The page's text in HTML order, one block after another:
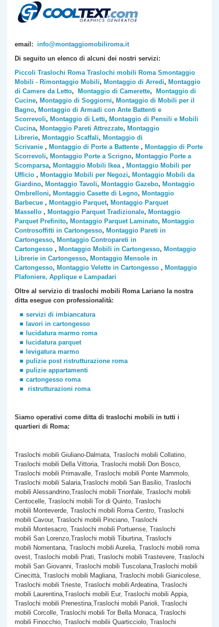
email: info@montaggiomobiliroma.it
Di seguito un elenco di alcuni dei nostri servizi:
Piccoli Traslochi Roma Traslochi mobili Roma Smontaggio
Mobili - Rimontaggio Mobili, Montaggio di Arredi, Montaggio
di Camere da Letto, Montaggio di Camerette,
Montaggio di
Cucine, Montaggio di Soggiorni, Montaggio di Mobili per il
Bagno, Montaggio di Armadi con Ante Battenti e
Scorrevoli, Montaggio di Letti, Montaggio di Pensili e Mobili
Cucina, Montaggio Pareti Attrezzate, Montaggio
Librerie, Montaggio Scaffali, Montaggio di
Scrivanie , Montaggio di Porte a Battente , Montaggio di Porte
Scorrevoli, Montaggio Porte a Scrigno, Montaggio Porte a
Scomparsa, Montaggio Mobili Ikea, Montaggio Mobili per
Ufficio , Montaggio Mobili per Negozi, Montaggio Mobili da
Giardino, Montaggio Tavoli, Montaggio Gazebo, Montaggio
Ombrelloni, Montaggio Casette di Legno, Montaggio
Barbecue , Montaggio Parquet, Montaggio Parquet
Massello , Montaggio Parquet Tradizionale, Montaggio
Parquet Prefinito, Montaggio Parquet Laminato, Montaggio
Controsoffitti in Cartongesso, Montaggio Pareti in
Cartongesso, Montaggio Contropareti in
Cartongesso , Montaggio Mobili in Cartongesso, Montaggio
Librerie in Cartongesso, Montaggio Mensole in
Cartongesso, Montaggio Velette in Cartongesso , Montaggio
Plafoniere, Applique e Lampadari
Oltre al servizio di traslochi mobili RomaLariano la nostra
ditta esegue con professionalità:
servizi di imbiancatura
lavori in cartongesso
lucidatura marmo roma
lucidatura parquet
levigatura marmo
pulizie post ristrutturazione roma
pulizie appartamenti
cartongesso roma
ristrutturazioni roma
Siamo operativi come ditta di traslochi mobili in tutti i
quartieri di Roma:
Traslochi mobili Giuliano-Dalmata, Traslochi mobili Collatino,
Traslochi mobili Della Vittoria, Traslochi mobili Don Bosco,
Traslochi mobili Primavalle, Traslochi mobili Ponte Mammolo,
Traslochi mobili Salaria,Traslochi mobili San Basilio, Traslochi
mobili Alessandrino,Traslochi mobili Trionfale, Traslochi mobili
Centocelle, Traslochi mobili Tor di Quinto, Traslochi
mobili Monteverde, Traslochi mobili Roma Centro, Traslochi
mobili Cavour, Traslochi mobili Pinciano, Traslochi
mobili Montesacro, Traslochi mobili Portuense, Traslochi
mobili San Lorenzo,Traslochi mobili Tiburtina, Traslochi
mobili Nomentana, Traslochi mobili Aurelia, Traslochi mobili roma
ovest, Traslochi mobili Prati, Traslochi mobili Trastevere, Traslochi
mobili San Giovanni, Traslochi mobili Tuscolana,Traslochi mobili
Cinecittà, Traslochi mobili Magliana, Traslochi mobili Gianicolese,
Traslochi mobili Trieste, Traslochi mobili Ardeatina, Traslochi
mobili Laurentina,Traslochi mobili Eur, Traslochi mobili Appia,
Traslochi mobili Prenestina,Traslochi mobili Parioli, Traslochi
mobili Corcolle, Traslochi mobili Tor Bella Monaca, Traslochi
mobili Finocchio, Traslochi mobilii Quarticciolo, Traslochi